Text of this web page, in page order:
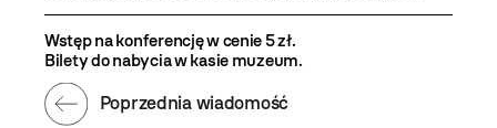
Wstęp na konferencję w cenie 5 zł.
Bilety do nabycia w kasie muzeum.
Poprzednia wiadomość